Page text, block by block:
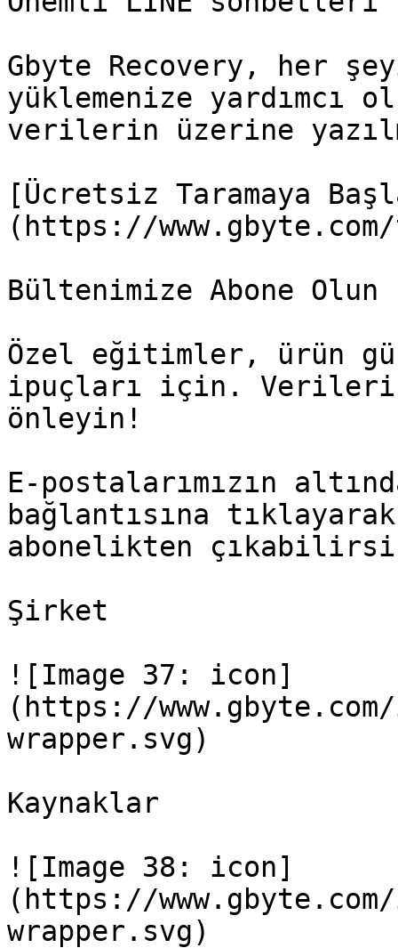
Gbyte Recovery, her
yüklemenize yardımcı
verilerin üzerine
[Ücretsiz Taramaya
(https://
Bültenimize Abone Olun
Özel eğitimler, ürün
ipuçları için.
önleyin!
E-postalarımızın
bağlantısına
abonelikten
Şirket
![Image 37: icon]
(https://
wrapper.svg)
Kaynaklar
![Image 38: icon]
(https://
wrapper.svg)